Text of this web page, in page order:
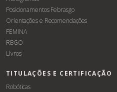
Posicionamentos Febrasgo
Orientações e Recomendações
FEMINA
RBGO
Livros
TITULAÇÕES E CERTIFICAÇÃO
Robóticas